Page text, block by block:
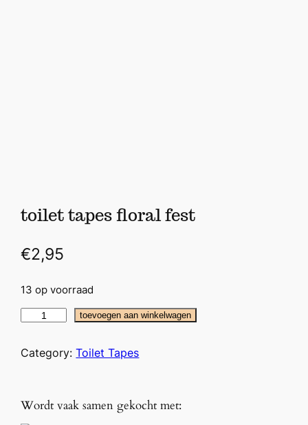
toilet tapes floral fest
€2,95
13 op voorraad
i
t
toevoegen aan winkelwagen
Category:Toilet Tapes
Wordt vaak samen gekocht met: